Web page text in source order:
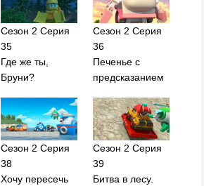
Сезон 2 Серия
35
Где же ты,
Бруни?
Сезон 2 Серия
36
Печенье с
предсказанием
Сезон 2 Серия
38
Хочу пересечь
Сезон 2 Серия
39
Битва в лесу.